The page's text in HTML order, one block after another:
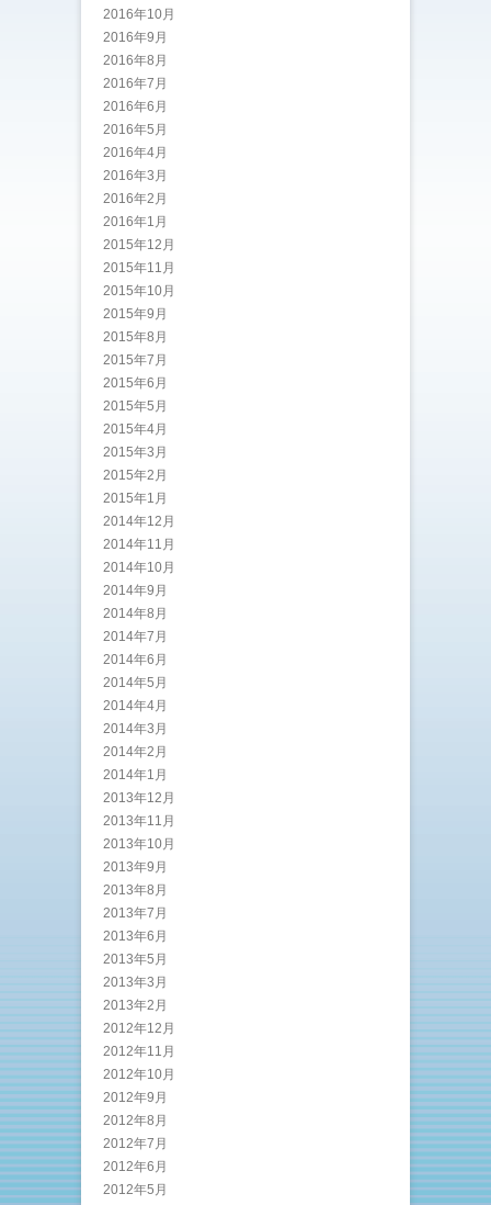
2016年10月
2016年9月
2016年8月
2016年7月
2016年6月
2016年5月
2016年4月
2016年3月
2016年2月
2016年1月
2015年12月
2015年11月
2015年10月
2015年9月
2015年8月
2015年7月
2015年6月
2015年5月
2015年4月
2015年3月
2015年2月
2015年1月
2014年12月
2014年11月
2014年10月
2014年9月
2014年8月
2014年7月
2014年6月
2014年5月
2014年4月
2014年3月
2014年2月
2014年1月
2013年12月
2013年11月
2013年10月
2013年9月
2013年8月
2013年7月
2013年6月
2013年5月
2013年3月
2013年2月
2012年12月
2012年11月
2012年10月
2012年9月
2012年8月
2012年7月
2012年6月
2012年5月